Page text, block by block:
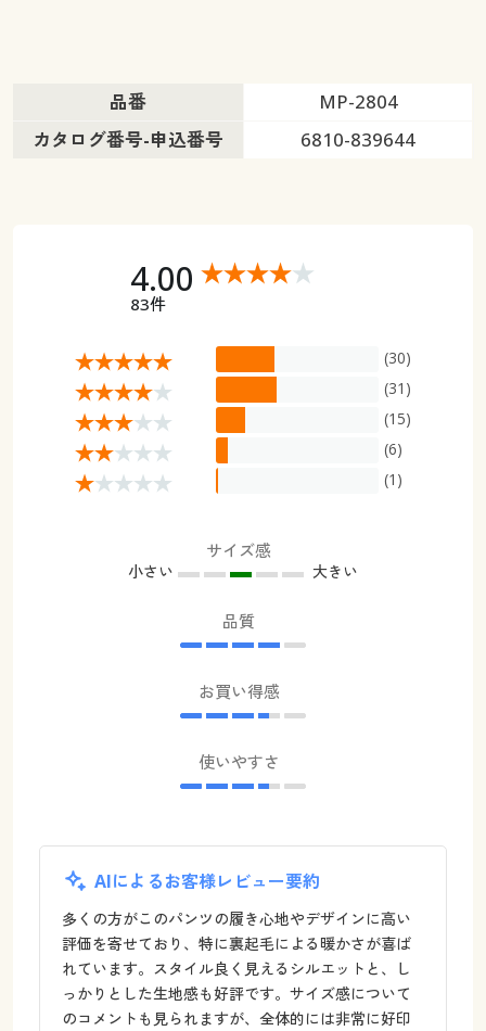
品番
MP-2804
カタログ番号-申込番号
6810-839644
4.00
83件
(30)
(31)
(15)
(6)
(1)
サイズ感
小さい 大きい
品質
お買い得感
使いやすさ
AIによるお客様レビュー要約
多くの方がこのパンツの履き心地やデザインに高い
評価を寄せており、特に裏起毛による暖かさが喜ば
れています。スタイル良く見えるシルエットと、し
っかりとした生地感も好評です。サイズ感について
のコメントも見られますが、全体的には非常に好印